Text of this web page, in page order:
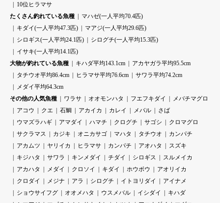
10位ヒラマサ
たくさん釣れている魚種
マハゼ(一人平均70.4匹)
キダイ(一人平均47.3匹)
マアジ(一人平均29.6匹)
シロギス(一人平均24.1匹)
シログチ(一人平均15.3匹)
イサキ(一人平均14.1匹)
大物が釣れている魚種
キハダ平均143.1cm
アカヤガラ平均95.5cm
タチウオ平均86.4cm
ヒラマサ平均76.6cm
サワラ平均74.2cm
メダイ平均64.3cm
その他の人気魚種
ワラサ オオモンハタ フエフキダイ
メバチマグロ
アコウ
クエ 石鯛 アカイカ カレイ メバル
さば
ウマズラハギ
アマダイ ハマチ クログチ サゴシ
クロマグロ
サクラマス
カジキ オニカサゴ マハタ タチウオ
カンパチ
アカムツ
ヤリイカ ヒラマサ カンパチ アオハタ
スズキ
キジハタ
サワラ キンメダイ チダイ シロギス
スルメイカ
アカハタ
メダイ クロソイ キダイ ホウボウ
アオリイカ
クロダイ
メジナ アラ シログチ イトヨリダイ
アイナメ
ショウサイフグ
オオメハタ ウスメバル イシダイ
キハダ